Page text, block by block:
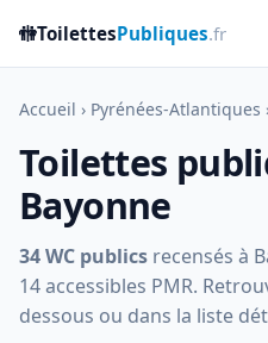
🚻ToilettesPubliques.fr
Accueil › Pyrénées-Atlantiques
Toilettes
Bayonne
34 WC publics recensés à
14 accessibles PMR.
dessous ou dans la liste